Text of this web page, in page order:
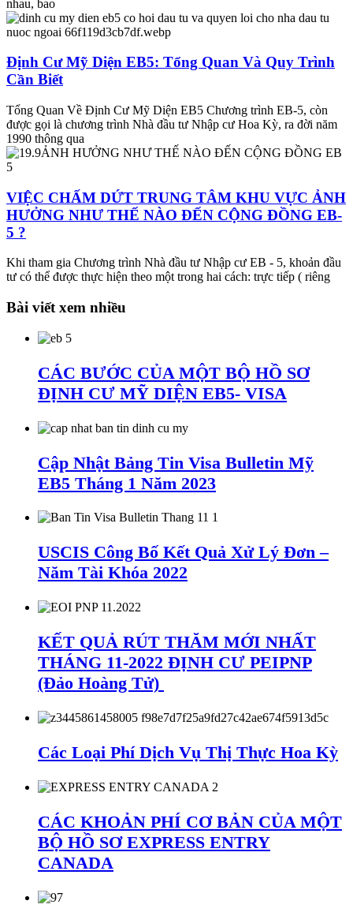
nhau, bao
Định Cư Mỹ Diện EB5: Tổng Quan Và Quy Trình
Cần Biết
Tổng Quan Về Định Cư Mỹ Diện EB5 Chương trình EB-5, còn
được gọi là chương trình Nhà đầu tư Nhập cư Hoa Kỳ, ra đời năm
1990 thông qua
VIỆC CHẤM DỨT TRUNG TÂM KHU VỰC ẢNH
HƯỞNG NHƯ THẾ NÀO ĐẾN CỘNG ĐỒNG EB-
5 ?
Khi tham gia Chương trình Nhà đầu tư Nhập cư EB - 5, khoản đầu
tư có thể được thực hiện theo một trong hai cách: trực tiếp ( riêng
Bài viết xem nhiều
CÁC BƯỚC CỦA MỘT BỘ HỒ SƠ
ĐỊNH CƯ MỸ DIỆN EB5- VISA
Cập Nhật Bảng Tin Visa Bulletin Mỹ
EB5 Tháng 1 Năm 2023
USCIS Công Bố Kết Quả Xử Lý Đơn –
Năm Tài Khóa 2022
KẾT QUẢ RÚT THĂM MỚI NHẤT
THÁNG 11-2022 ĐỊNH CƯ PEIPNP
(Đảo Hoàng Tử)
Các Loại Phí Dịch Vụ Thị Thực Hoa Kỳ
CÁC KHOẢN PHÍ CƠ BẢN CỦA MỘT
BỘ HỒ SƠ EXPRESS ENTRY
CANADA